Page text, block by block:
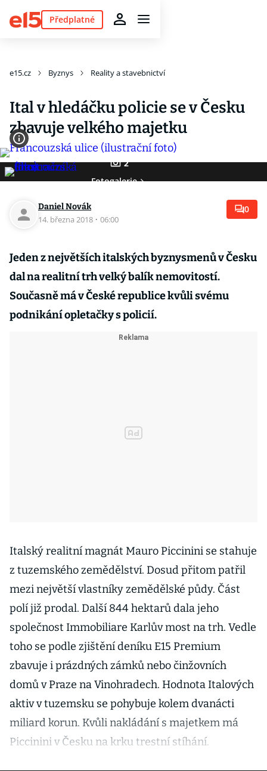
Předplatné
e15.cz Byznys Reality a stavebnictví
Ital v hledáčku policie se v Česku
zbavuje velkého majetku
2
Fotogalerie
Daniel Novák
14. března 2018 · 06:00
0
Jeden z největších italských byznysmenů v Česku
dal na realitní trh velký balík nemovitostí.
Současně má v České republice kvůli svému
podnikání opletačky s policií.
Italský realitní magnát Mauro Piccinini se stahuje
z tuzemského zemědělství. Dosud přitom patřil
mezi největší vlastníky zemědělské půdy. Část
polí již prodal. Další 844 hektarů dala jeho
společnost Immobiliare Karlův most na trh. Vedle
toho se podle zjištění deníku E15 Premium
zbavuje i prázdných zámků nebo činžovních
domů v Praze na Vinohradech. Hodnota Italových
aktiv v tuzemsku se pohybuje kolem dvanácti
miliard korun. Kvůli nakládání s majetkem má
Piccinini v Česku na krku trestní stíhání.